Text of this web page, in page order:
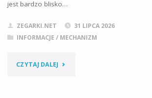
jest bardzo blisko…
ZEGARKI.NET
31 LIPCA 2026
INFORMACJE / MECHANIZM
CZYTAJ DALEJ "STP